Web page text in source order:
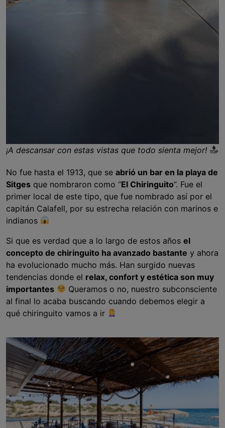
¡A descansar con estas vistas que todo sienta mejor!
No fue hasta el 1913, que se abrió un bar en la playa de
Sitges que nombraron como “El Chiringuito”. Fue el
primer local de este tipo, que fue nombrado así por el
capitán Calafell, por su estrecha relación con marinos e
indianos
Si que es verdad que a lo largo de estos años el
concepto de chiringuito ha avanzado bastante y ahora
ha evolucionado mucho más. Han surgido nuevas
tendencias donde el relax, confort y estética son muy
importantes
Queramos o no, nuestro subconsciente
al final lo acaba buscando cuando debemos elegir a
qué chiringuito vamos a ir